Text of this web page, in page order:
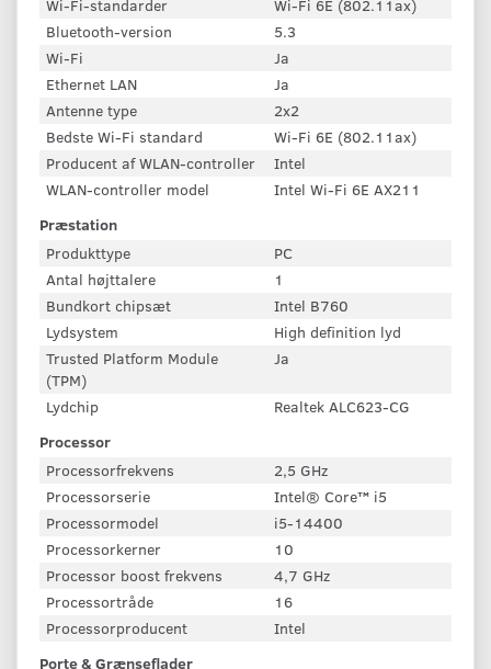
Wi-Fi-standarder
Wi-Fi 6E (802.11ax)
Bluetooth-version
5.3
Wi-Fi
Ja
Ethernet LAN
Ja
Antenne type
2x2
Bedste Wi-Fi standard
Wi-Fi 6E (802.11ax)
Producent af WLAN-controller
Intel
WLAN-controller model
Intel Wi-Fi 6E AX211
Præstation
Produkttype
PC
Antal højttalere
1
Bundkort chipsæt
Intel B760
Lydsystem
High definition lyd
Trusted Platform Module
(TPM)
Ja
Lydchip
Realtek ALC623-CG
Processor
Processorfrekvens
2,5 GHz
Processorserie
Intel® Core™ i5
Processormodel
i5-14400
Processorkerner
10
Processor boost frekvens
4,7 GHz
Processortråde
16
Processorproducent
Intel
Porte & Grænseflader